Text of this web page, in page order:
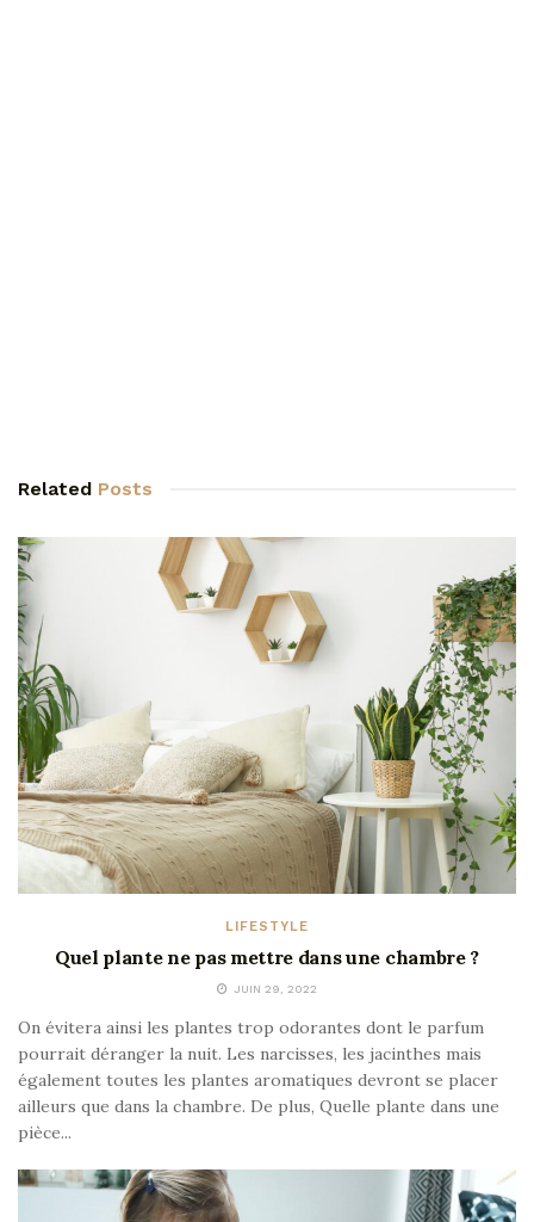
Related Posts
LIFESTYLE
Quel plante ne pas mettre dans une chambre ?
JUIN 29, 2022
On évitera ainsi les plantes trop odorantes dont le parfum
pourrait déranger la nuit. Les narcisses, les jacinthes mais
également toutes les plantes aromatiques devront se placer
ailleurs que dans la chambre. De plus, Quelle plante dans une
pièce...